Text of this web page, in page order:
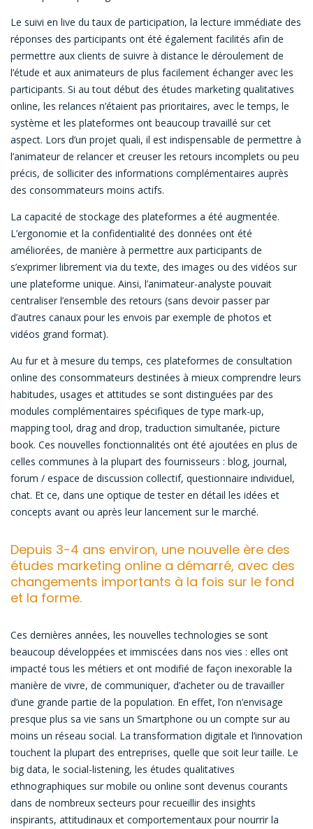
Le suivi en live du taux de participation, la lecture immédiate des
réponses des participants ont été également facilités afin de
permettre aux clients de suivre à distance le déroulement de
l’étude et aux animateurs de plus facilement échanger avec les
participants. Si au tout début des études marketing qualitatives
online, les relances n’étaient pas prioritaires, avec le temps, le
système et les plateformes ont beaucoup travaillé sur cet
aspect. Lors d’un projet quali, il est indispensable de permettre à
l’animateur de relancer et creuser les retours incomplets ou peu
précis, de solliciter des informations complémentaires auprès
des consommateurs moins actifs.
La capacité de stockage des plateformes a été augmentée.
L’ergonomie et la confidentialité des données ont été
améliorées, de manière à permettre aux participants de
s’exprimer librement via du texte, des images ou des vidéos sur
une plateforme unique. Ainsi, l’animateur-analyste pouvait
centraliser l’ensemble des retours (sans devoir passer par
d’autres canaux pour les envois par exemple de photos et
vidéos grand format).
Au fur et à mesure du temps, ces plateformes de consultation
online des consommateurs destinées à mieux comprendre leurs
habitudes, usages et attitudes se sont distinguées par des
modules complémentaires spécifiques de type mark-up,
mapping tool, drag and drop, traduction simultanée, picture
book. Ces nouvelles fonctionnalités ont été ajoutées en plus de
celles communes à la plupart des fournisseurs : blog, journal,
forum / espace de discussion collectif, questionnaire individuel,
chat. Et ce, dans une optique de tester en détail les idées et
concepts avant ou après leur lancement sur le marché.
Depuis 3-4 ans environ, une nouvelle ère des
études marketing online a démarré, avec des
changements importants à la fois sur le fond
et la forme.
Ces dernières années, les nouvelles technologies se sont
beaucoup développées et immiscées dans nos vies : elles ont
impacté tous les métiers et ont modifié de façon inexorable la
manière de vivre, de communiquer, d’acheter ou de travailler
d’une grande partie de la population. En effet, l’on n’envisage
presque plus sa vie sans un Smartphone ou un compte sur au
moins un réseau social. La transformation digitale et l’innovation
touchent la plupart des entreprises, quelle que soit leur taille. Le
big data, le social-listening, les études qualitatives
ethnographiques sur mobile ou online sont devenus courants
dans de nombreux secteurs pour recueillir des insights
inspirants, attitudinaux et comportementaux pour nourrir la